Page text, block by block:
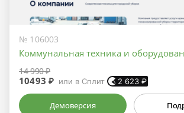
№ 106003
Коммунальная техника и
14 990 ₽
10493 ₽ или в Сплит 2 623 ₽
Демоверсия